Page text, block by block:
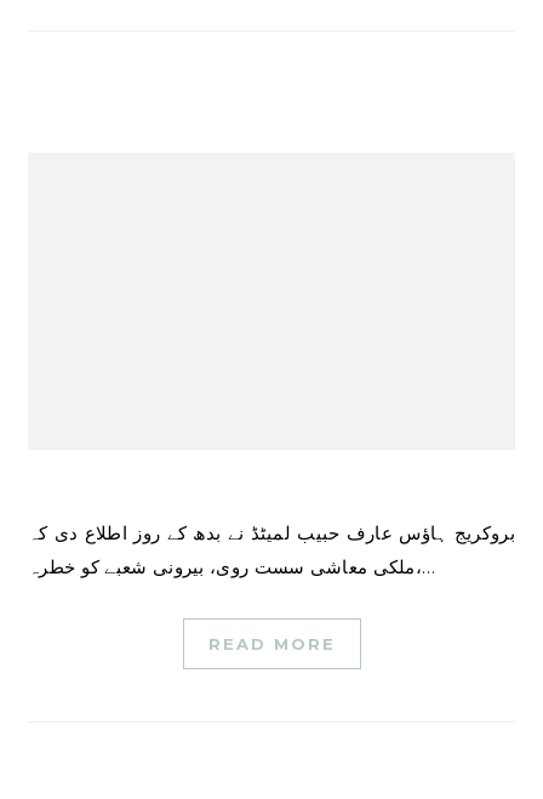
بروکریج ہاؤس عارف حبیب لمیٹڈ نے بدھ کے روز اطلاع دی کہ
ملکی معاشی سست روی، بیرونی شعبے کو خطرہ،…
READ MORE